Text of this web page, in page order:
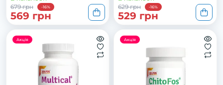
679 грн
-16%
569 грн
629 грн
-16%
529 грн
Акція Акція